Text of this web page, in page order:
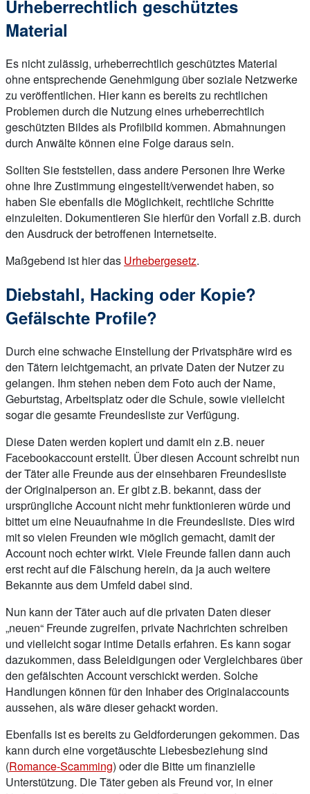
Urheberrechtlich geschütztes
Material
Es nicht zulässig, urheberrechtlich geschütztes Material
ohne entsprechende Genehmigung über soziale Netzwerke
zu veröffentlichen. Hier kann es bereits zu rechtlichen
Problemen durch die Nutzung eines urheberrechtlich
geschützten Bildes als Profilbild kommen. Abmahnungen
durch Anwälte können eine Folge daraus sein.
Sollten Sie feststellen, dass andere Personen Ihre Werke
ohne Ihre Zustimmung eingestellt/verwendet haben, so
haben Sie ebenfalls die Möglichkeit, rechtliche Schritte
einzuleiten. Dokumentieren Sie hierfür den Vorfall z.B. durch
den Ausdruck der betroffenen Internetseite.
Maßgebend ist hier das Urhebergesetz.
Diebstahl, Hacking oder Kopie?
Gefälschte Profile?
Durch eine schwache Einstellung der Privatsphäre wird es
den Tätern leichtgemacht, an private Daten der Nutzer zu
gelangen. Ihm stehen neben dem Foto auch der Name,
Geburtstag, Arbeitsplatz oder die Schule, sowie vielleicht
sogar die gesamte Freundesliste zur Verfügung.
Diese Daten werden kopiert und damit ein z.B. neuer
Facebookaccount erstellt. Über diesen Account schreibt nun
der Täter alle Freunde aus der einsehbaren Freundesliste
der Originalperson an. Er gibt z.B. bekannt, dass der
ursprüngliche Account nicht mehr funktionieren würde und
bittet um eine Neuaufnahme in die Freundesliste. Dies wird
mit so vielen Freunden wie möglich gemacht, damit der
Account noch echter wirkt. Viele Freunde fallen dann auch
erst recht auf die Fälschung herein, da ja auch weitere
Bekannte aus dem Umfeld dabei sind.
Nun kann der Täter auch auf die privaten Daten dieser
„neuen“ Freunde zugreifen, private Nachrichten schreiben
und vielleicht sogar intime Details erfahren. Es kann sogar
dazukommen, dass Beleidigungen oder Vergleichbares über
den gefälschten Account verschickt werden. Solche
Handlungen können für den Inhaber des Originalaccounts
aussehen, als wäre dieser gehackt worden.
Ebenfalls ist es bereits zu Geldforderungen gekommen. Das
kann durch eine vorgetäuschte Liebesbeziehung sind
(Romance-Scamming) oder die Bitte um finanzielle
Unterstützung. Die Täter geben als Freund vor, in einer